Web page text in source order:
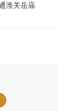
淮关岳庙
。